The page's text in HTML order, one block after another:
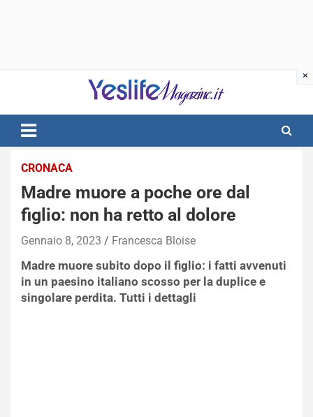
notizie di intrattenimento
CRONACA
Madre muore a poche ore dal
figlio: non ha retto al dolore
Gennaio 8, 2023 Francesca Bloise
Madre muore subito dopo il figlio: i fatti avvenuti
in un paesino italiano scosso per la duplice e
singolare perdita. Tutti i dettagli